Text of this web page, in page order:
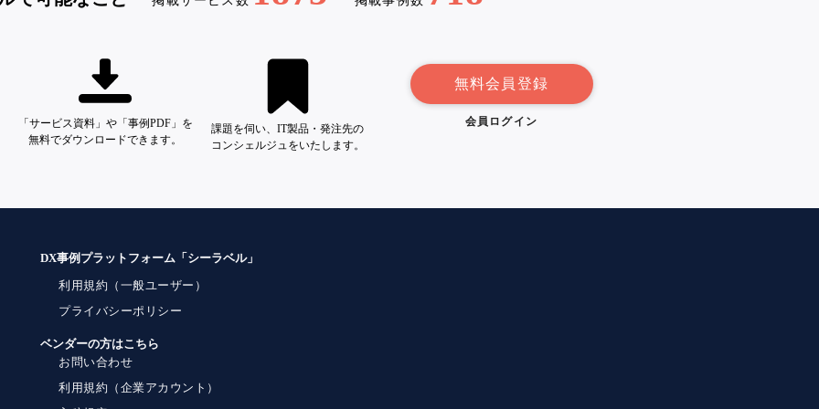
「サービス資料」や「事例PDF」を
無料でダウンロードできます。
課題を伺い、IT製品・発注先の
コンシェルジュをいたします。
無料会員登録
会員ログイン
DX事例プラットフォーム「シーラベル」
利用規約（一般ユーザー）
プライバシーポリシー
ベンダーの方はこちら
お問い合わせ
利用規約（企業アカウント）